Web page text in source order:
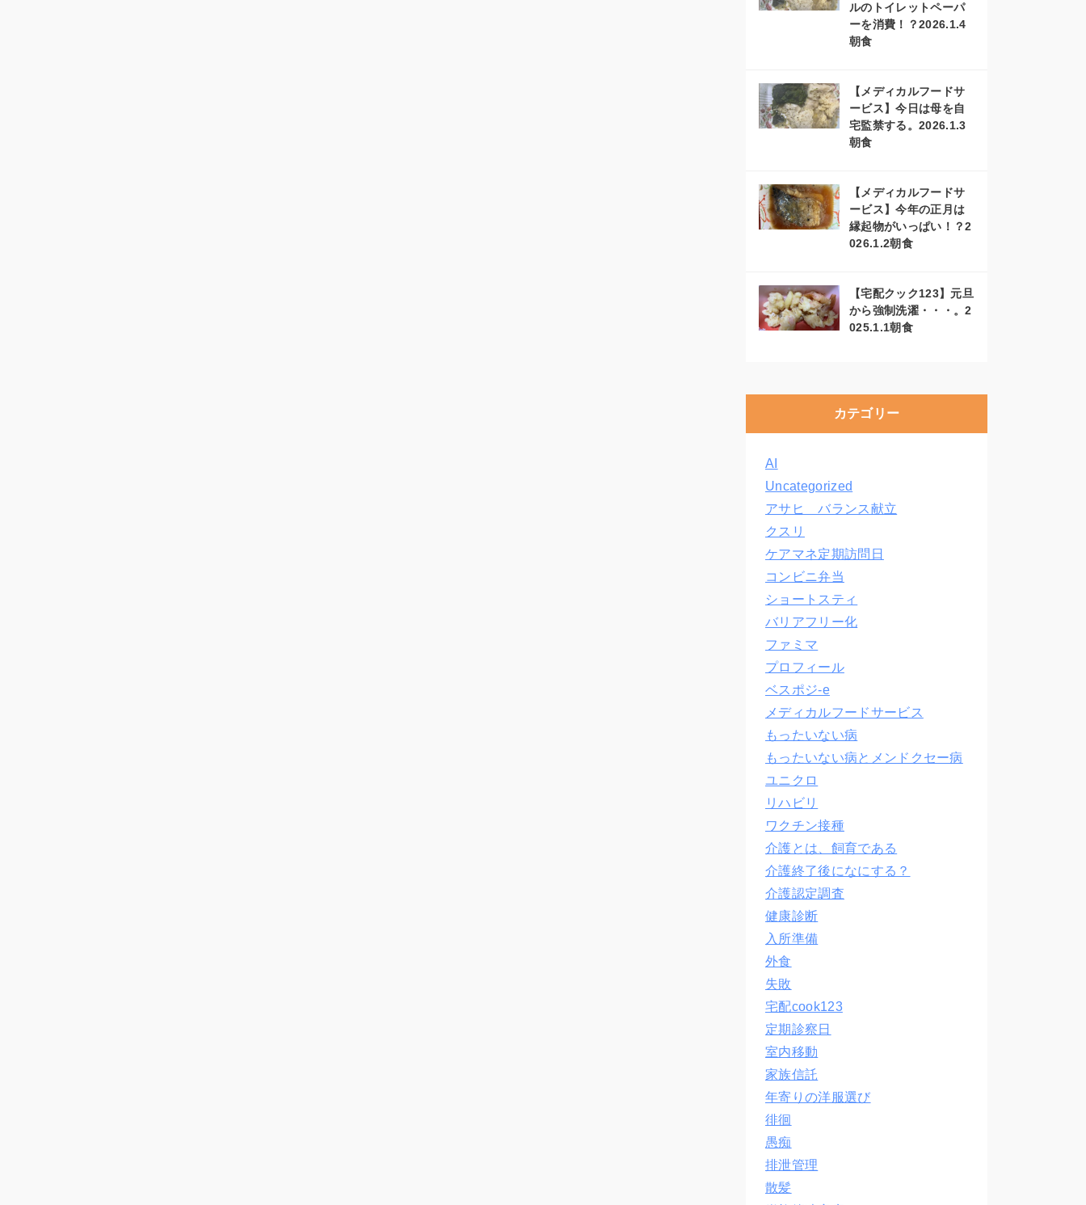
ルのトイレットペーパ
ーを消費！？2026.1.4
朝食
【メディカルフードサ
ービス】今日は母を自
宅監禁する。2026.1.3
朝食
【メディカルフードサ
ービス】今年の正月は
縁起物がいっぱい！？2
026.1.2朝食
【宅配クック123】元旦
から強制洗濯・・・。2
025.1.1朝食
カテゴリー
AI
Uncategorized
アサヒ バランス献立
クスリ
ケアマネ定期訪問日
コンビニ弁当
ショートスティ
バリアフリー化
ファミマ
プロフィール
ベスポジ-e
メディカルフードサービス
もったいない病
もったいない病とメンドクセー病
ユニクロ
リハビリ
ワクチン接種
介護とは、飼育である
介護終了後になにする？
介護認定調査
健康診断
入所準備
外食
失敗
宅配cook123
定期診察日
室内移動
家族信託
年寄りの洋服選び
徘徊
愚痴
排泄管理
散髪